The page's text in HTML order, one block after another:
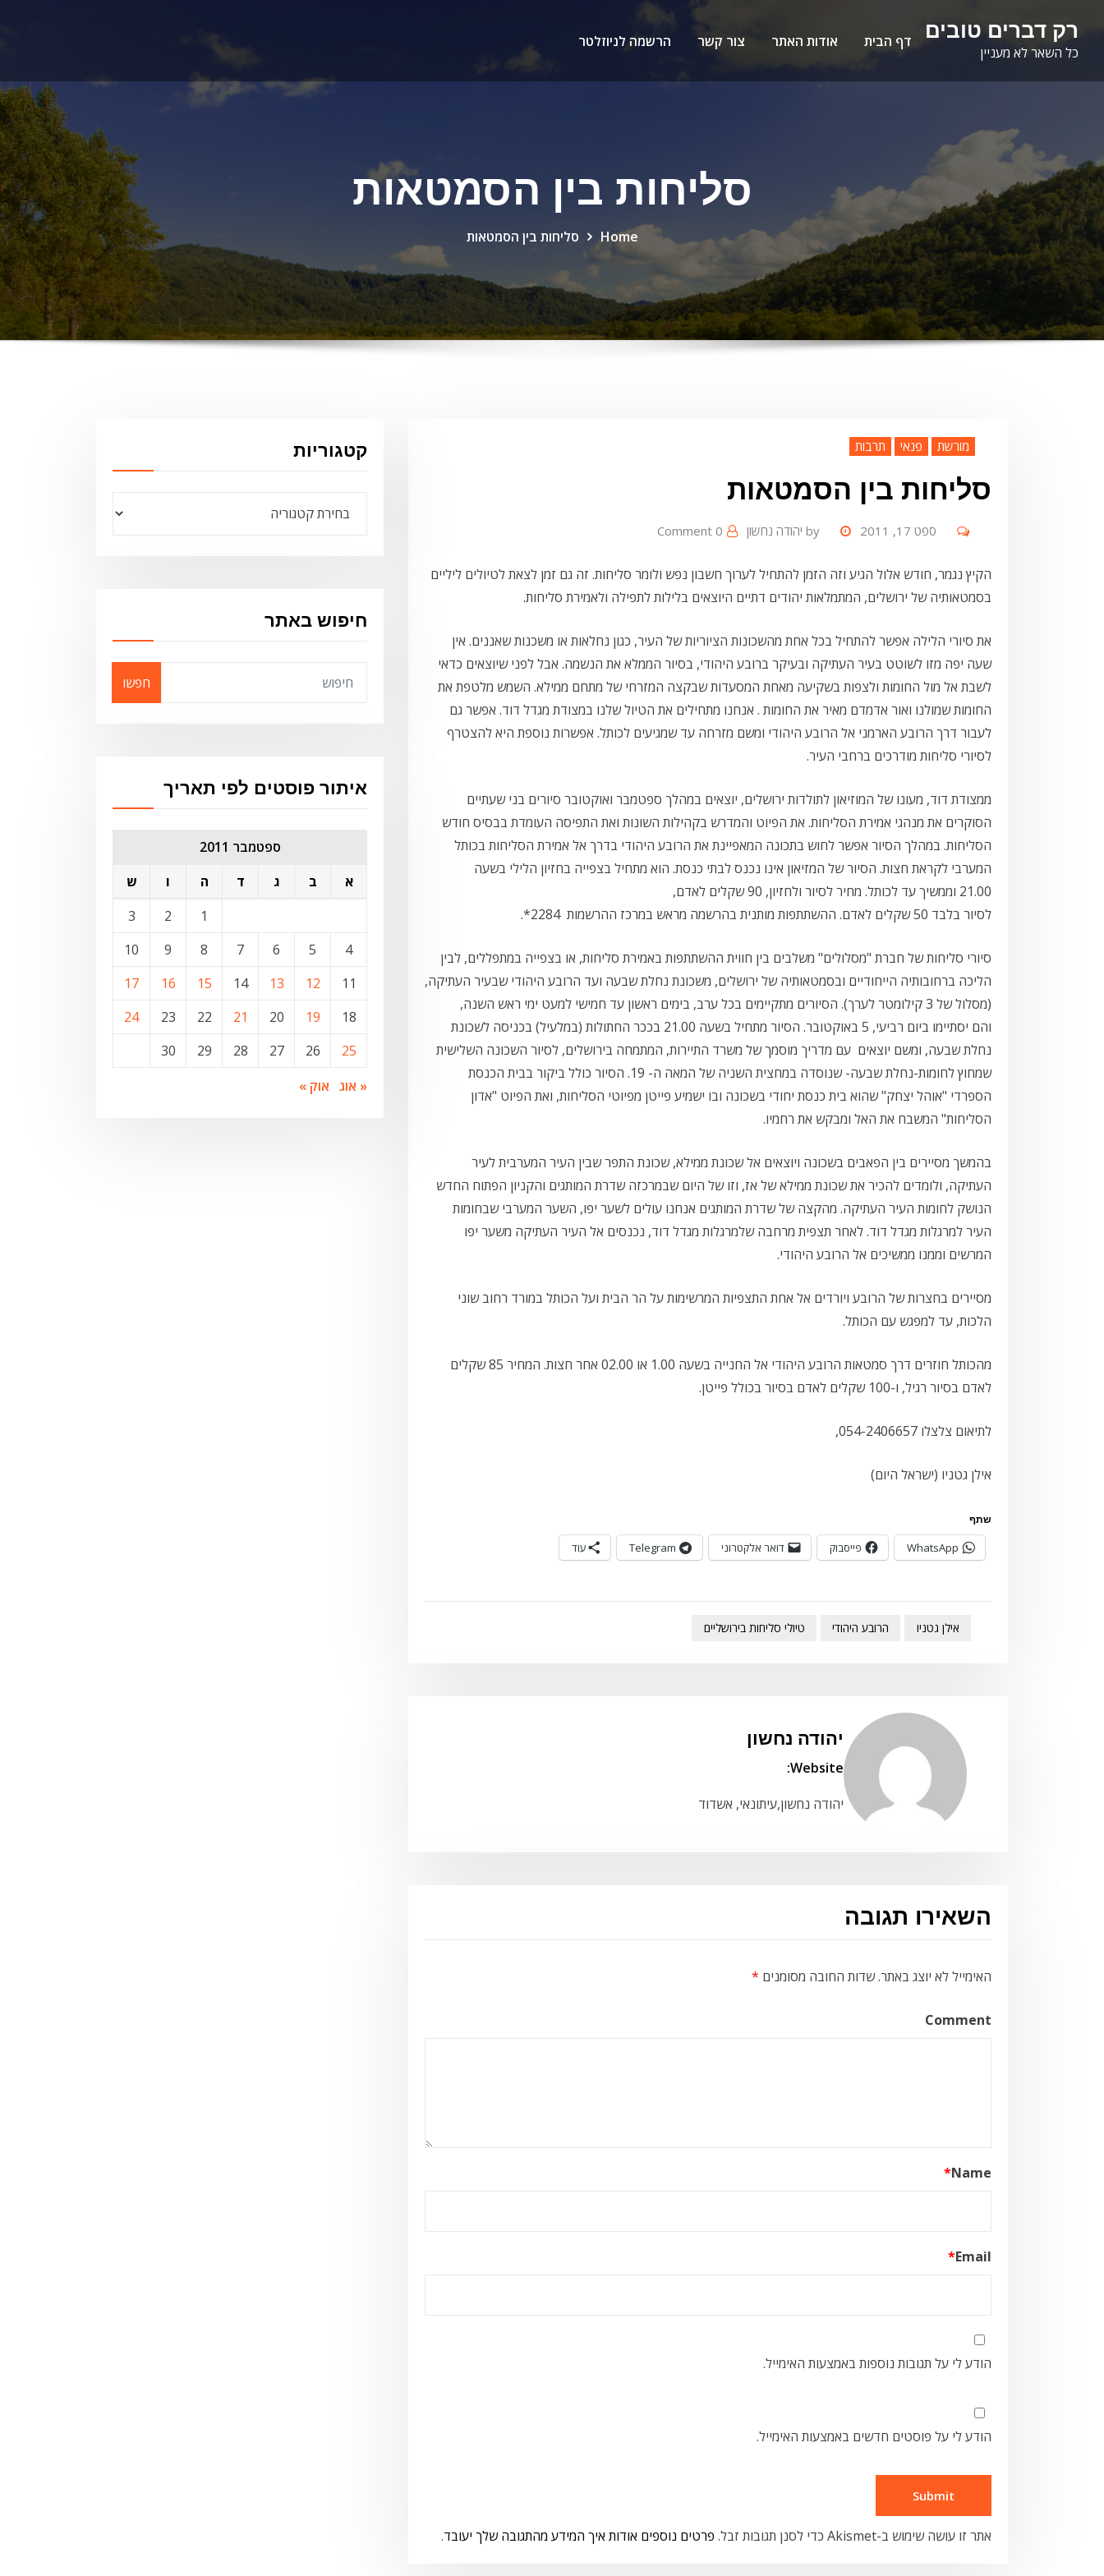
content
רק דברים טובים
כל השאר לא מעניין
דף הבית אודות האתר צור קשר הרשמה לניוזלטר
סליחות בין הסמטאות
Home סליחות בין הסמטאות
מורשת פנאי תרבות
סליחות בין הסמטאות
by יהודה נחשון ספט 17, 2011 0 Comment
הקיץ נגמר, חודש אלול הגיע וזה הזמן להתחיל לערוך חשבון נפש ולומר סליחות. זה גם זמן לצאת לטיולים ליליים
בסמטאותיה של ירושלים, המתמלאות יהודים דתיים היוצאים בלילות לתפילה ולאמירת סליחות.
את סיורי הלילה אפשר להתחיל בכל אחת מהשכונות הציוריות של העיר, כגון נחלאות או משכנות שאננים. אין
שעה יפה מזו לשוטט בעיר העתיקה ובעיקר ברובע היהודי, בסיור הממלא את הנשמה. אבל לפני שיוצאים כדאי
לשבת אל מול החומות ולצפות בשקיעה מאחת המסעדות שבקצה המזרחי של מתחם ממילא. השמש מלטפת את
החומות שמולנו ואור אדמדם מאיר את החומות . אנחנו מתחילים את הטיול שלנו במצודת מגדל דוד. אפשר גם
לעבור דרך הרובע הארמני אל הרובע היהודי ומשם מזרחה עד שמגיעים לכותל. אפשרות נוספת היא להצטרף
לסיורי סליחות מודרכים ברחבי העיר.
ממצודת דוד, מעונו של המוזיאון לתולדות ירושלים, יוצאים במהלך ספטמבר ואוקטובר סיורים בני שעתיים
הסוקרים את מנהגי אמירת הסליחות. את הפיוט והמדרש בקהילות השונות ואת התפיסה העומדת בבסיס חודש
הסליחות. במהלך הסיור אפשר לחוש בתכונה המאפיינת את הרובע היהודי בדרך אל אמירת הסליחות בכותל
המערבי לקראת חצות. הסיור של המזיאון אינו נכנס לבתי כנסת. הוא מתחיל בצפייה בחזיון הלילי בשעה
21.00 וממשיך עד לכותל. מחיר לסיור ולחזיון, 90 שקלים לאדם,
לסיור בלבד 50 שקלים לאדם. ההשתתפות מותנית בהרשמה מראש במרכז ההרשמות 2284*.
סיורי סליחות של חברת "מסלולים" משלבים בין חווית ההשתתפות באמירת סליחות, או בצפייה במתפללים, לבין
הליכה ברחובותיה הייחודיים ובסמטאותיה של ירושלים, משכונת נחלת שבעה ועד הרובע היהודי שבעיר העתיקה,
(מסלול של 3 קילומטר לערך). הסיורים מתקיימים בכל ערב, בימים ראשון עד חמישי למעט ימי ראש השנה,
והם יסתיימו ביום רביעי, 5 באוקטובר. הסיור מתחיל בשעה 21.00 בככר החתולות (במלעיל) בכניסה לשכונת
נחלת שבעה, ומשם יוצאים עם מדריך מוסמך של משרד התיירות, המתמחה בירושלים, לסיור השכונה השלישית
שמחוץ לחומות-נחלת שבעה- שנוסדה במחצית השניה של המאה ה- 19. הסיור כולל ביקור בבית הכנסת
הספרדי "אוהל יצחק" שהוא בית כנסת יחודי בשכונה ובו ישמיע פייטן מפיוטי הסליחות, ואת הפיוט "אדון
הסליחות" המשבח את האל ומבקש את רחמיו.
בהמשך מסיירים בין הפאבים בשכונה ויוצאים אל שכונת ממילא, שכונת התפר שבין העיר המערבית לעיר
העתיקה, ולומדים להכיר את שכונת ממילא של אז, וזו של היום שבמרכזה שדרת המותגים והקניון הפתוח החדש
הנושק לחומות העיר העתיקה. מהקצה של שדרת המותגים אנחנו עולים לשער יפו, השער המערבי שבחומות
העיר למרגלות מגדל דוד. לאחר תצפית מרחבה שלמרגלות מגדל דוד, נכנסים אל העיר העתיקה משער יפו
המרשים וממנו ממשיכים אל הרובע היהודי.
מסיירים בחצרות של הרובע ויורדים אל אחת התצפיות המרשימות על הר הבית ועל הכותל במורד רחוב שוני
הלכות, עד למפגש עם הכותל.
מהכותל חוזרים דרך סמטאות הרובע היהודי אל החנייה בשעה 1.00 או 02.00 אחר חצות. המחיר 85 שקלים
לאדם בסיור רגיל, ו-100 שקלים לאדם בסיור בכולל פייטן.
לתיאום צלצלו 054-2406657,
אילן גטניו (ישראל היום)
שתף
WhatsApp פייסבוק דואר אלקטרוני Telegram עוד
אילן גטניו הרובע היהודי טיולי סליחות בירושליים
יהודה נחשון
Website:
יהודה נחשון,עיתונאי, אשדוד
השאירו תגובה
האימייל לא יוצג באתר.שדות החובה מסומנים *
Comment
Name
*
Email
*
הודע לי על תגובות נוספות באמצעות האימייל.
הודע לי על פוסטים חדשים באמצעות האימייל.
אתר זו עושה שימוש ב-Akismet כדי לסנן תגובות זבל. פרטים נוספים אודות איך המידע מהתגובה שלך יעובד.
קטגוריות
חיפוש באתר
חפשו
איתור פוסטים לפי תאריך
ספטמבר 2011
א
ב ג ד ה ו
ש
1
2
3
4
5
6
7
8
9
10
11
12
13
14
15
16
17
18
19
20
21
22
23
24
25
26
27
28
29
30
« אוג אוק »